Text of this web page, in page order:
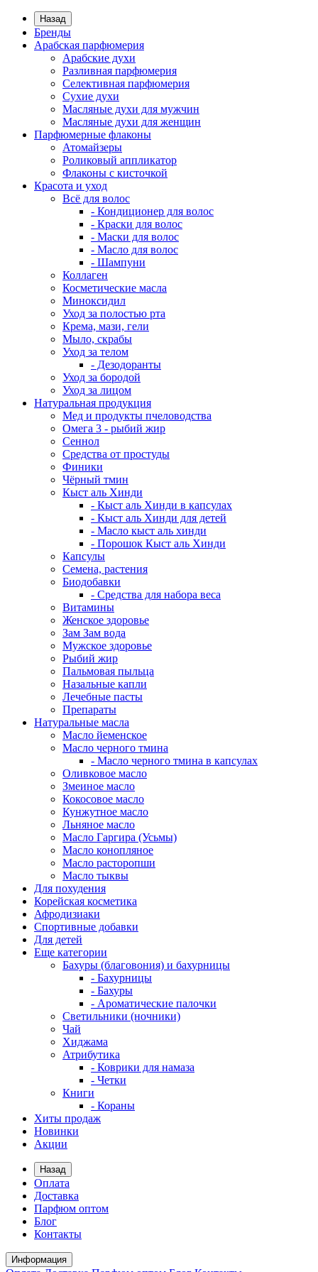
Назад
Бренды
Арабская парфюмерия
Арабские духи
Разливная парфюмерия
Селективная парфюмерия
Сухие духи
Масляные духи для мужчин
Масляные духи для женщин
Парфюмерные флаконы
Атомайзеры
Роликовый аппликатор
Флаконы с кисточкой
Красота и уход
Всё для волос
- Кондиционер для волос
- Краски для волос
- Маски для волос
- Масло для волос
- Шампуни
Коллаген
Косметические масла
Миноксидил
Уход за полостью рта
Крема, мази, гели
Мыло, скрабы
Уход за телом
- Дезодоранты
Уход за бородой
Уход за лицом
Натуральная продукция
Мед и продукты пчеловодства
Омега 3 - рыбий жир
Сеннол
Средства от простуды
Финики
Чёрный тмин
Кыст аль Хинди
- Кыст аль Хинди в капсулах
- Кыст аль Хинди для детей
- Масло кыст аль хинди
- Порошок Кыст аль Хинди
Капсулы
Семена, растения
Биодобавки
- Средства для набора веса
Витамины
Женское здоровье
Зам Зам вода
Мужское здоровье
Рыбий жир
Пальмовая пыльца
Назальные капли
Лечебные пасты
Препараты
Натуральные масла
Масло йеменское
Масло черного тмина
- Масло черного тмина в капсулах
Оливковое масло
Змеиное масло
Кокосовое масло
Кунжутное масло
Льняное масло
Масло Гаргира (Усьмы)
Масло конопляное
Масло расторопши
Масло тыквы
Для похудения
Корейская косметика
Афродизиаки
Спортивные добавки
Для детей
Еще категории
Бахуры (благовония) и бахурницы
- Бахурницы
- Бахуры
- Ароматические палочки
Светильники (ночники)
Чай
Хиджама
Атрибутика
- Коврики для намаза
- Четки
Книги
- Кораны
Хиты продаж
Новинки
Акции
Назад
Оплата
Доставка
Парфюм оптом
Блог
Контакты
Информация